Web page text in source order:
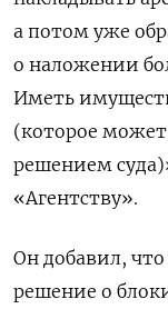
а потом уже
о наложении
Иметь
(которое
решением
«Агентству».
Он добавил,
решение о